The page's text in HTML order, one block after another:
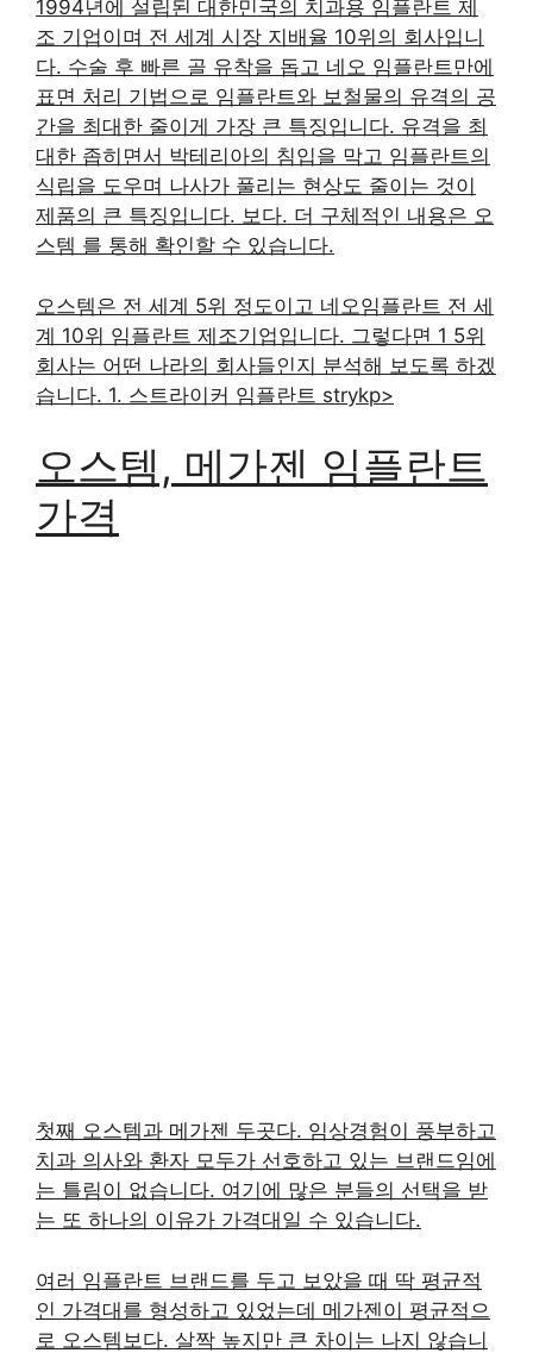
1994년에 설립된 대한민국의 치과용 임플란트 제
조 기업이며 전 세계 시장 지배율 10위의 회사입니
다. 수술 후 빠른 골 유착을 돕고 네오 임플란트만에
표면 처리 기법으로 임플란트와 보철물의 유격의 공
간을 최대한 줄이게 가장 큰 특징입니다. 유격을 최
대한 좁히면서 박테리아의 침입을 막고 임플란트의
식립을 도우며 나사가 풀리는 현상도 줄이는 것이
제품의 큰 특징입니다. 보다. 더 구체적인 내용은 오
스템 를 통해 확인할 수 있습니다.
오스템은 전 세계 5위 정도이고 네오임플란트 전 세
계 10위 임플란트 제조기업입니다. 그렇다면 1 5위
회사는 어떤 나라의 회사들인지 분석해 보도록 하겠
습니다. 1. 스트라이커 임플란트 strykp>
오스템, 메가젠 임플란트
가격
첫째 오스템과 메가젠 두곳다. 임상경험이 풍부하고
치과 의사와 환자 모두가 선호하고 있는 브랜드임에
는 틀림이 없습니다. 여기에 많은 분들의 선택을 받
는 또 하나의 이유가 가격대일 수 있습니다.
여러 임플란트 브랜드를 두고 보았을 때 딱 평균적
인 가격대를 형성하고 있었는데 메가젠이 평균적으
로 오스템보다. 살짝 높지만 큰 차이는 나지 않습니